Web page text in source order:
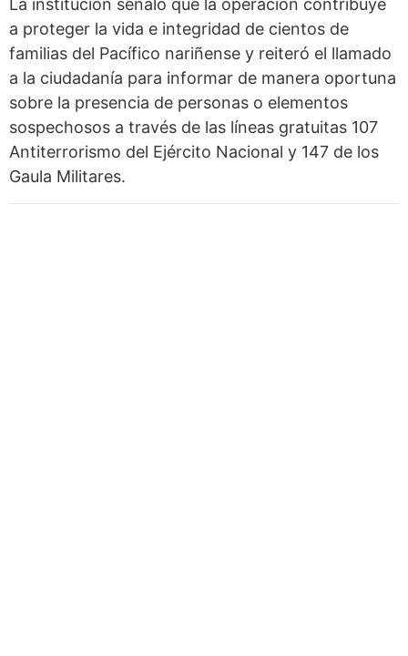
La institución señaló que la operación contribuye
a proteger la vida e integridad de cientos de
familias del Pacífico nariñense y reiteró el llamado
a la ciudadanía para informar de manera oportuna
sobre la presencia de personas o elementos
sospechosos a través de las líneas gratuitas 107
Antiterrorismo del Ejército Nacional y 147 de los
Gaula Militares.